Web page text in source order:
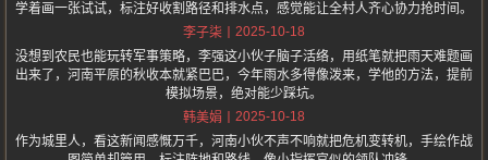
学着画一张试试，标注好收割路径和排水点，感觉能让全村人齐心协力抢时间。
李子柒
2025-10-18
没想到农民也能玩转军事策略，李强这小伙子脑子活络，用纸笔就把雨天难题画
出来了，河南平原的秋收本就紧巴巴，今年雨水多得像泼来，学他的方法，提前
模拟场景，绝对能少踩坑。
韩美娟
2025-10-18
作为城里人，看这新闻感慨万千，河南小伙不声不响就把危机变转机，手绘作战